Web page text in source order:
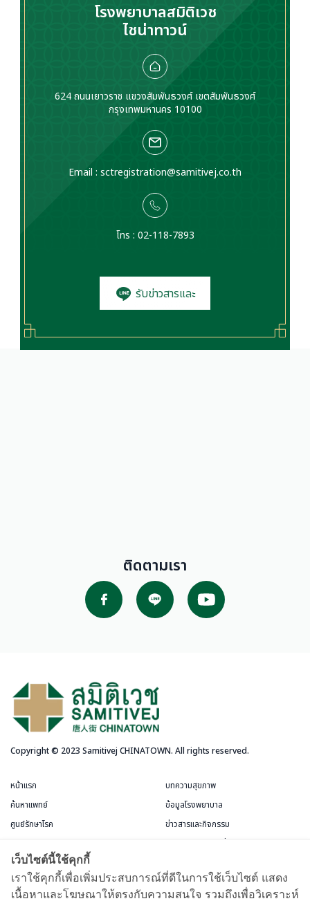
โรงพยาบาลสมิติเวช
ไชน่าทาวน์
624 ถนนเยาวราช แขวงสัมพันธวงศ์ เขตสัมพันธวงศ์
กรุงเทพมหานคร 10100
Email : sctregistration@samitivej.co.th
โทร : 02-118-7893
รับข่าวสารและ
ติดตามเรา
Copyright © 2023 Samitivej CHINATOWN. All rights reserved.
หน้าแรก
ค้นหาแพทย์
ศูนย์รักษาโรค
ข้อกำหนดและการใช้งาน
บทความสุขภาพ
ข้อมูลโรงพยาบาล
ข่าวสารและกิจกรรม
บัตรสมาชิกชีววัฒนะ
เว็บไซต์นี้ใช้คุกกี้
เราใช้คุกกี้เพื่อเพิ่มประสบการณ์ที่ดีในการใช้เว็บไซต์ แสดง
เนื้อหาและโฆษณาให้ตรงกับความสนใจ รวมถึงเพื่อวิเคราะห์